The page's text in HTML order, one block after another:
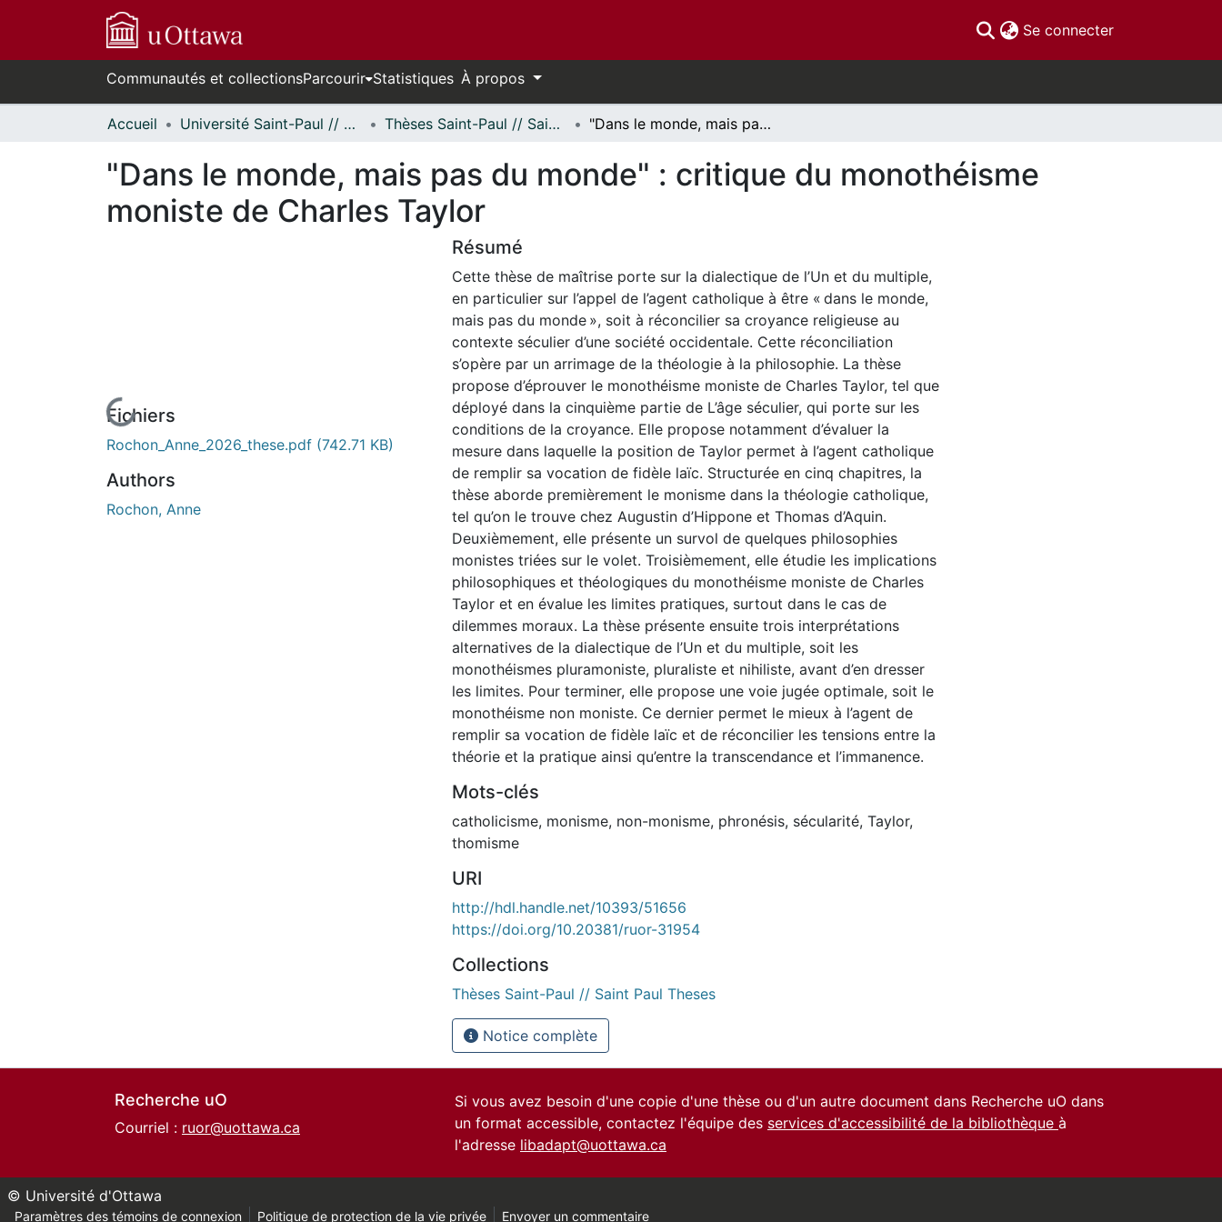
Se connecter(current)
Communautés et collectionsParcourir Statistiques À propos
Accueil Université Saint-Paul // Saint Paul University Thèses Saint-Paul // Saint Paul Theses "Dans le monde, mais pas du monde" : critique du monothéisme moniste de Charles Taylor
"Dans le monde, mais pas du monde" : critique du monothéisme
moniste de Charles Taylor
En cours de chargement...
Fichiers
Rochon_Anne_2026_these.pdf (742.71 KB)
Authors
Rochon, Anne
Résumé
Cette thèse de maîtrise porte sur la dialectique de l’Un et du multiple,
en particulier sur l’appel de l’agent catholique à être « dans le monde,
mais pas du monde », soit à réconcilier sa croyance religieuse au
contexte séculier d’une société occidentale. Cette réconciliation
s’opère par un arrimage de la théologie à la philosophie. La thèse
propose d’éprouver le monothéisme moniste de Charles Taylor, tel que
déployé dans la cinquième partie de L’âge séculier, qui porte sur les
conditions de la croyance. Elle propose notamment d’évaluer la
mesure dans laquelle la position de Taylor permet à l’agent catholique
de remplir sa vocation de fidèle laïc. Structurée en cinq chapitres, la
thèse aborde premièrement le monisme dans la théologie catholique,
tel qu’on le trouve chez Augustin d’Hippone et Thomas d’Aquin.
Deuxièmement, elle présente un survol de quelques philosophies
monistes triées sur le volet. Troisièmement, elle étudie les implications
philosophiques et théologiques du monothéisme moniste de Charles
Taylor et en évalue les limites pratiques, surtout dans le cas de
dilemmes moraux. La thèse présente ensuite trois interprétations
alternatives de la dialectique de l’Un et du multiple, soit les
monothéismes pluramoniste, pluraliste et nihiliste, avant d’en dresser
les limites. Pour terminer, elle propose une voie jugée optimale, soit le
monothéisme non moniste. Ce dernier permet le mieux à l’agent de
remplir sa vocation de fidèle laïc et de réconcilier les tensions entre la
théorie et la pratique ainsi qu’entre la transcendance et l’immanence.
Mots-clés
catholicisme, monisme, non-monisme, phronésis, sécularité, Taylor,
thomisme
URI
http://hdl.handle.net/10393/51656
https://doi.org/10.20381/ruor-31954
Collections
Thèses Saint-Paul // Saint Paul Theses
Notice complète
Recherche uO
Courriel : ruor@uottawa.ca
Si vous avez besoin d'une copie d'une thèse ou d'un autre document dans Recherche uO dans
un format accessible, contactez l'équipe des services d'accessibilité de la bibliothèque à
l'adresse libadapt@uottawa.ca
© Université d'Ottawa
Paramètres des témoins de connexion Politique de protection de la vie privée Envoyer un commentaire